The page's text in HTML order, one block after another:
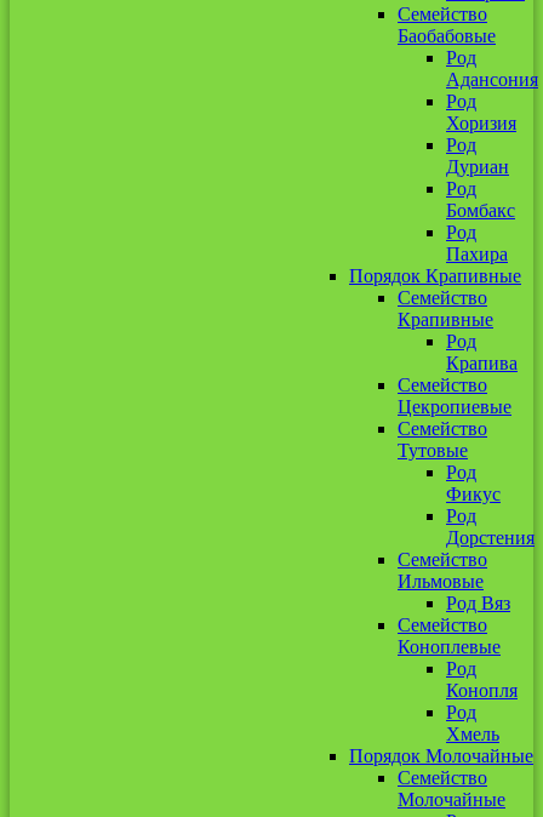
Семейство
Баобабовые
Род
Адансония
Род
Хоризия
Род
Дуриан
Род
Бомбакс
Род
Пахира
Порядок Крапивные
Семейство
Крапивные
Род
Крапива
Семейство
Цекропиевые
Семейство
Тутовые
Род
Фикус
Род
Дорстения
Семейство
Ильмовые
Род Вяз
Семейство
Коноплевые
Род
Конопля
Род
Хмель
Порядок Молочайные
Семейство
Молочайные